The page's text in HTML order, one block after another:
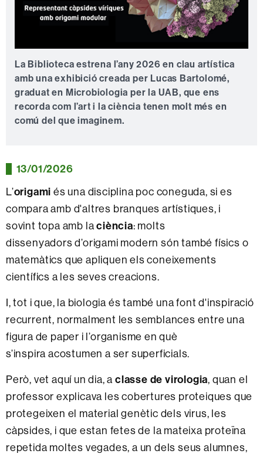
La Biblioteca estrena l’any 2026 en clau artística
amb una exhibició creada per Lucas Bartolomé,
graduat en Microbiologia per la UAB, que ens
recorda com l’art i la ciència tenen molt més en
comú del que imaginem.
13/01/2026
L’origamiés una disciplina poc coneguda, si es
compara amb d'altres branques artístiques, i
sovint topa amb la ciència: molts
dissenyadors d’origami modern són també físics o
matemàtics que apliquen els coneixements
científics a les seves creacions.
I, tot i que, la biologia és també una font d'inspiració
recurrent, normalment les semblances entre una
figura de paper i l’organisme en què
s’inspira acostumen a ser superficials.
Però, vet aquí un dia, a classe de virologia, quan el
professor explicava les cobertures proteiques que
protegeixen el material genètic dels virus, les
càpsides, i que estan fetes de la mateixa proteïna
repetida moltes vegades, a un dels seus alumnes,